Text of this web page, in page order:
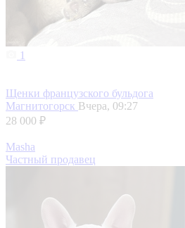
1
Щенки французского бульдога
Магнитогорск Вчера, 09:27
28 000 ₽
Masha
Частный продавец